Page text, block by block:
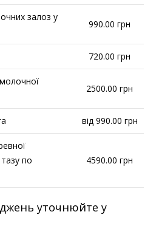
залоз у
990.00 грн
720.00 грн
2500.00 грн
від 990.00 грн
по
4590.00 грн
уточнюйте у